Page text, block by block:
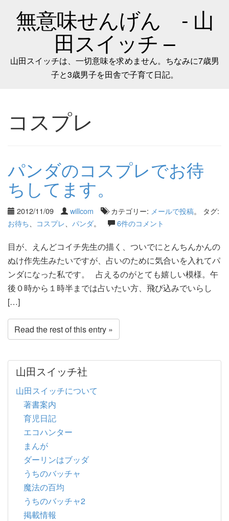
無意味せんげん - 山
田スイッチ –
山田スイッチは、一切意味を求めません。ちなみに7歳男
子と3歳男子を田舎で子育て日記。
コスプレ
パンダのコスプレでお待
ちしてます。
2012/11/09 willcom カテゴリー: メールで投稿。 タグ:
お待ち
コスプレ パンダ。 6件のコメント
目が、えんどコイチ先生の描く、ついでにとんちんかんの
ぬけ作先生みたいですが、占いのために気合いを入れてパ
ンダになった私です。 占えるのがとても嬉しい模様。午
後０時から１時半までは占いたい方、飛び込みでいらし
[…]
Read the rest of this entry »
山田スイッチ社
山田スイッチについて
著書案内
育児日記
エコハンター
まんが
ダーリンはブッダ
うちのバッチャ
魔法の百均
うちのバッチャ2
掲載情報